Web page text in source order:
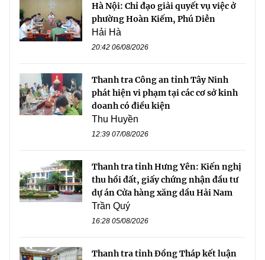
Hà Nội: Chỉ đạo giải quyết vụ việc ở
phường Hoàn Kiếm, Phú Diễn
Hải Hà
20:42 06/08/2026
Thanh tra Công an tỉnh Tây Ninh
phát hiện vi phạm tại các cơ sở kinh
doanh có điều kiện
Thu Huyền
12:39 07/08/2026
Thanh tra tỉnh Hưng Yên: Kiến nghị
thu hồi đất, giấy chứng nhận đầu tư
dự án Cửa hàng xăng dầu Hải Nam
Trần Quý
16:28 05/08/2026
Thanh tra tỉnh Đồng Tháp kết luận